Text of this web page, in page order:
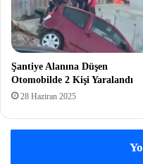
Şantiye Alanına Düşen
Otomobilde 2 Kişi Yaralandı
28 Haziran 2025